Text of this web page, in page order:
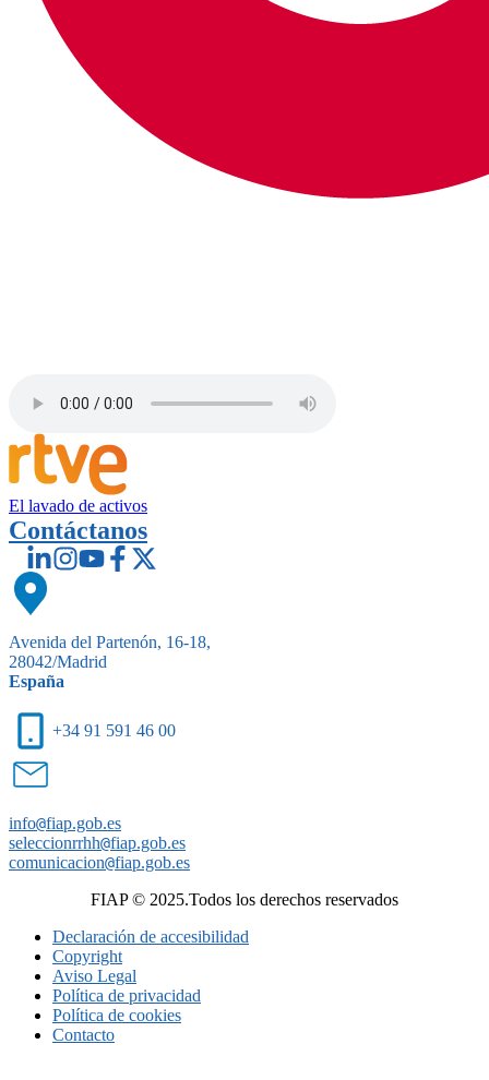
El lavado de activos
Contáctanos
Avenida del Partenón, 16-18,
28042/Madrid
España
+34 91 591 46 00
info@fiap.gob.es
seleccionrrhh@fiap.gob.es
comunicacion@fiap.gob.es
FIAP © 2025.Todos los derechos reservados
Declaración de accesibilidad
Copyright
Aviso Legal
Política de privacidad
Política de cookies
Contacto